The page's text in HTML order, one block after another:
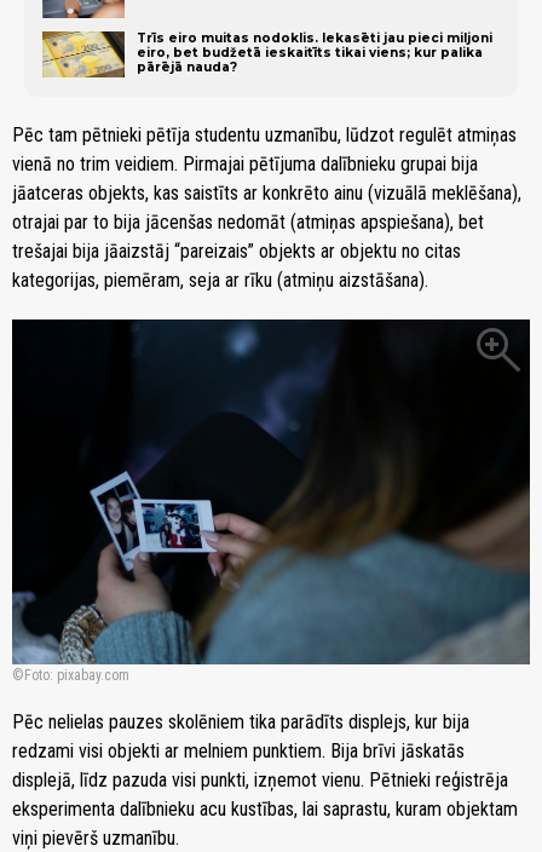
Trīs eiro muitas nodoklis. Iekasēti jau pieci miljoni
eiro, bet budžetā ieskaitīts tikai viens; kur palika
pārējā nauda?
Pēc tam pētnieki pētīja studentu uzmanību, lūdzot regulēt atmiņas
vienā no trim veidiem. Pirmajai pētījuma dalībnieku grupai bija
jāatceras objekts, kas saistīts ar konkrēto ainu (vizuālā meklēšana),
otrajai par to bija jācenšas nedomāt (atmiņas apspiešana), bet
trešajai bija jāaizstāj “pareizais” objekts ar objektu no citas
kategorijas, piemēram, seja ar rīku (atmiņu aizstāšana).
zoom_in
Foto: pixabay.com
Pēc nelielas pauzes skolēniem tika parādīts displejs, kur bija
redzami visi objekti ar melniem punktiem. Bija brīvi jāskatās
displejā, līdz pazuda visi punkti, izņemot vienu. Pētnieki reģistrēja
eksperimenta dalībnieku acu kustības, lai saprastu, kuram objektam
viņi pievērš uzmanību.